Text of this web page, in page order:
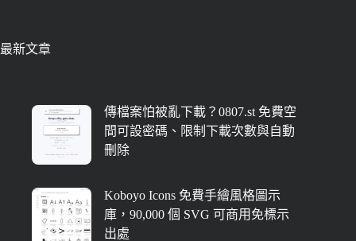
最新文章
傳檔案怕被亂下載？0807.st 免費空
間可設密碼、限制下載次數與自動
刪除
Koboyo Icons 免費手繪風格圖示
庫，90,000 個 SVG 可商用免標示
出處